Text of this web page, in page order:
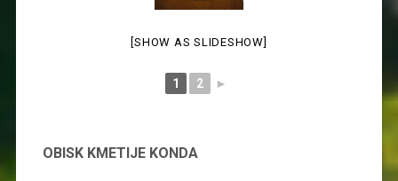
[SHOW AS SLIDESHOW]
1 2 ►
OBISK KMETIJE KONDA